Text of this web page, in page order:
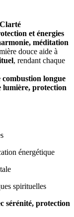
et énergies
méditation
douce aide à
, rendant chaque
combustion longue
lumière, protection
énergétique
spirituelles
sérénité, protection